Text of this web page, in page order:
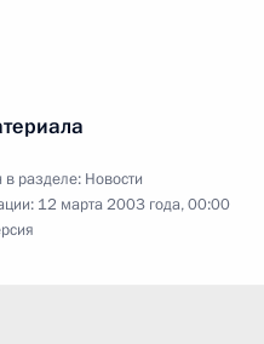
в разделе: Новости
12 марта 2003 года, 00:00